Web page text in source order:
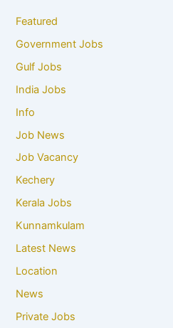
Featured
Government Jobs
Gulf Jobs
India Jobs
Info
Job News
Job Vacancy
Kechery
Kerala Jobs
Kunnamkulam
Latest News
Location
News
Private Jobs